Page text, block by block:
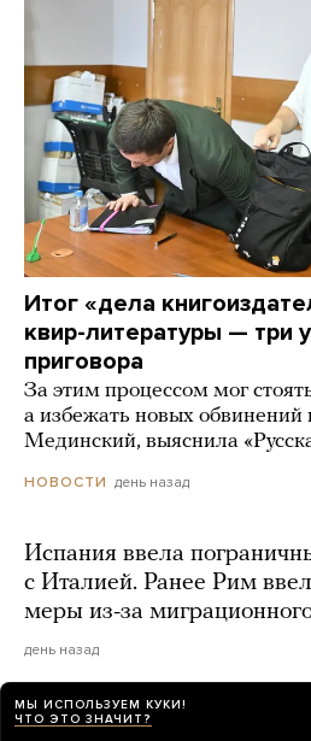
Итог «дела
квир-литературы — три
приговора
За этим процессом мог
а избежать новых
Мединский, выяснила
НОВОСТИ день назад
Испания ввела
с Италией. Ранее Рим
меры из-за
день назад
МЫ ИСПОЛЬЗУЕМ КУКИ!
ЧТО ЭТО ЗНАЧИТ?